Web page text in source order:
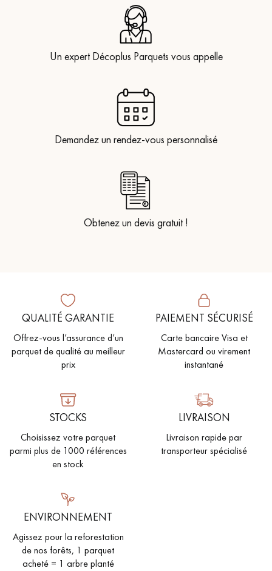
Un expert Décoplus Parquets vous appelle
Demandez un rendez-vous personnalisé
Obtenez un devis gratuit !
QUALITÉ GARANTIE
Offrez-vous l’assurance d’un
parquet de qualité au meilleur
prix
PAIEMENT SÉCURISÉ
Carte bancaire Visa et
Mastercard ou virement
instantané
STOCKS
Choisissez votre parquet
parmi plus de 1000 références
en stock
LIVRAISON
Livraison rapide par
transporteur spécialisé
ENVIRONNEMENT
Agissez pour la reforestation
de nos forêts, 1 parquet
acheté = 1 arbre planté